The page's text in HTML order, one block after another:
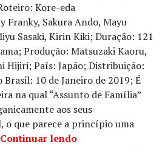
Kore-eda
Franky, Sakura Ando, Mayu
Sasaki, Kirin Kiki; Duração: 121
Produção: Matsuzaki Kaoru,
Hijiri; País: Japão; Distribuição:
10 de Janeiro de 2019; É
na qual “Assunto de Família”
aos seus
o que parece a princípio uma
Continuar lendoCrítica | Assunto